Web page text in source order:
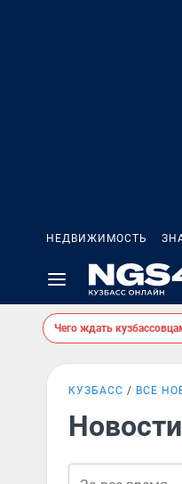
НЕДВИЖИМОСТЬ
Чего ждать
КУЗБАСС ВСЕ